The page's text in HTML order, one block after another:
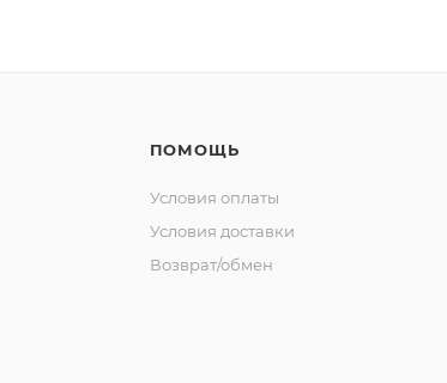
ПОМОЩЬ
Условия оплаты
Условия доставки
Возврат/обмен